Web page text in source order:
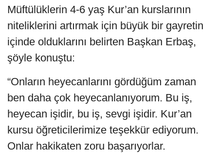
Müftülüklerin 4-6 yaş Kur’an kurslarının
niteliklerini artırmak için büyük bir gayretin
içinde olduklarını belirten Başkan Erbaş,
şöyle konuştu:
“Onların heyecanlarını gördüğüm zaman
ben daha çok heyecanlanıyorum. Bu iş,
heyecan işidir, bu iş, sevgi işidir. Kur’an
kursu öğreticilerimize teşekkür ediyorum.
Onlar hakikaten zoru başarıyorlar.